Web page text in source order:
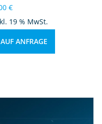
€
19 % MwSt.
AUF ANFRAGE